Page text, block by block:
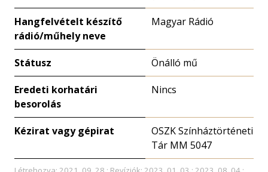
Hangfelvételt készítő
rádió/műhely neve
Magyar Rádió
Státusz Önálló mű
Eredeti korhatári
besorolás
Nincs
Kézirat vagy gépirat
OSZK Színháztörténeti
Tár MM 5047